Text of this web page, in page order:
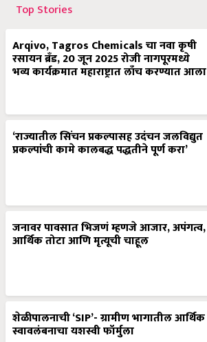
Top Stories
Arqivo, Tagros Chemicals चा नवा कृषी
रसायन ब्रँड, 20 जून 2025 रोजी नागपूरमध्ये
भव्य कार्यक्रमात महाराष्ट्रात लाँच करण्यात आला
‘राज्यातील सिंचन प्रकल्पासह उदंचन जलविद्युत
प्रकल्पांची कामे कालबद्ध पद्धतीने पूर्ण करा’
जनावर पावसात भिजणं म्हणजे आजार, अपंगत्व,
आर्थिक तोटा आणि मृत्यूची चाहूल
शेळीपालनाची ‘SIP’- ग्रामीण भागातील आर्थिक
स्वावलंबनाचा यशस्वी फॉर्मुला